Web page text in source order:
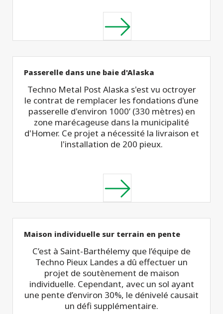
Passerelle dans une baie d'Alaska
Techno Metal Post Alaska s'est vu octroyer
le contrat de remplacer les fondations d'une
passerelle d'environ 1000’ (330 mètres) en
zone marécageuse dans la municipalité
d'Homer. Ce projet a nécessité la livraison et
l'installation de 200 pieux.
Maison individuelle sur terrain en pente
C’est à Saint-Barthélemy que l’équipe de
Techno Pieux Landes a dû effectuer un
projet de soutènement de maison
individuelle. Cependant, avec un sol ayant
une pente d’environ 30%, le dénivelé causait
un défi supplémentaire.